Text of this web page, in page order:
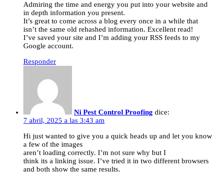
Admiring the time and energy you put into your website and
in depth information you present.
It’s great to come across a blog every once in a while that
isn’t the same old rehashed information. Excellent read!
I’ve saved your site and I’m adding your RSS feeds to my
Google account.
Responder
Ni Pest Control Proofing dice:
7 abril, 2025 a las 3:43 am
Hi just wanted to give you a quick heads up and let you know
a few of the images
aren’t loading correctly. I’m not sure why but I
think its a linking issue. I’ve tried it in two different browsers
and both show the same results.